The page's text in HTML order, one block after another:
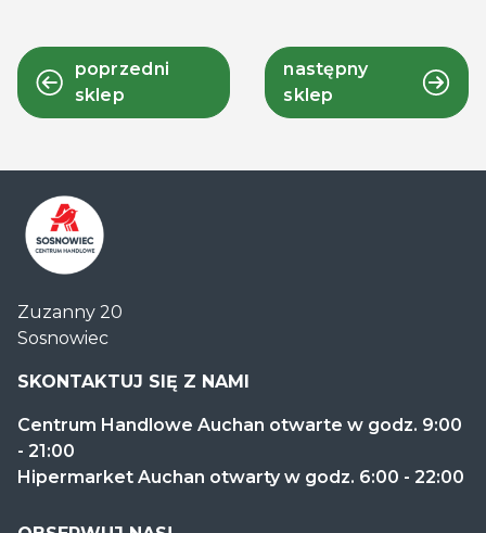
poprzedni
sklep
następny
sklep
Handlowe
Auchan
Sosnowiec
Zuzanny 20
Sosnowiec
SKONTAKTUJ SIĘ Z NAMI
Centrum Handlowe Auchan otwarte w godz. 9:00
- 21:00
Hipermarket Auchan otwarty w godz. 6:00 - 22:00